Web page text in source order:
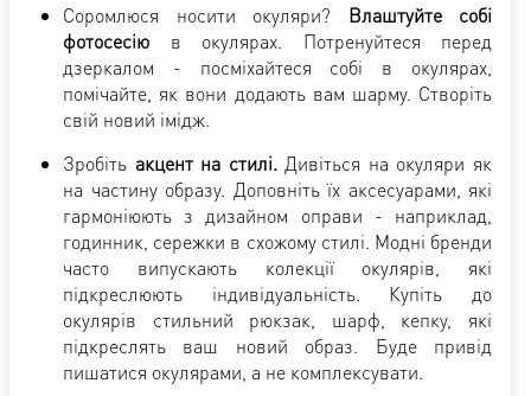
Соромлюся носити окуляри? Влаштуйте собі
фотосесію в окулярах. Потренуйтеся перед
дзеркалом - посміхайтеся собі в окулярах,
помічайте, як вони додають вам шарму. Створіть
свій новий імідж.
Зробіть акцент на стилі. Дивіться на окуляри як
на частину образу. Доповніть їх аксесуарами, які
гармоніюють з дизайном оправи - наприклад,
годинник, сережки в схожому стилі. Модні бренди
часто випускають колекції окулярів, які
підкреслюють індивідуальність. Купіть до
окулярів стильний рюкзак, шарф, кепку, які
підкреслять ваш новий образ. Буде привід
пишатися окулярами, а не комплексувати.